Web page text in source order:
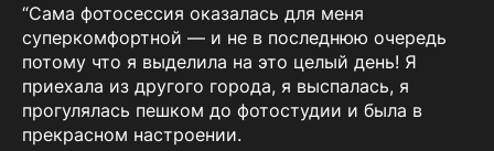
“Сама фотосессия оказалась для меня
суперкомфортной — и не в последнюю очередь
потому что я выделила на это целый день! Я
приехала из другого города, я выспалась, я
прогулялась пешком до фотостудии и была в
прекрасном настроении.